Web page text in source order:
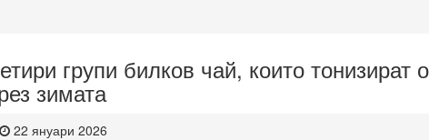
групи билков чай, които тонизират
зимата
22 януари 2026